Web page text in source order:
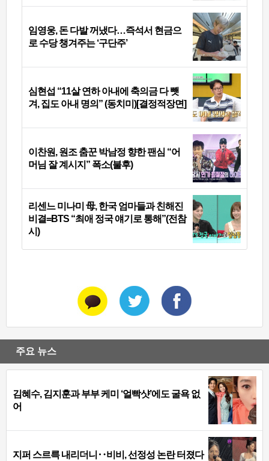
임영웅, 돈 다발 꺼냈다…즉석서 현금으
로 수당 챙겨주는 ‘구단주’
심현섭 “11살 연하 아내에 축의금 다 뺏
겨, 집도 아내 명의” (동치미)[결정적장면]
이찬원, 원조 춤꾼 박남정 향한 팬심 “어
머님 잘 계시지” 폭소(불후)
리센느 미나미 母, 한국 엄마들과 친해진
비결=BTS “최애 정국 얘기로 통해”(전참
시)
주요 뉴스
김혜수, 김지훈과 부부 케미 ‘얼빡샷’에도 굴욕 없
어
지퍼 스르륵 내리더니‥비비, 선정성 논란 터졌다